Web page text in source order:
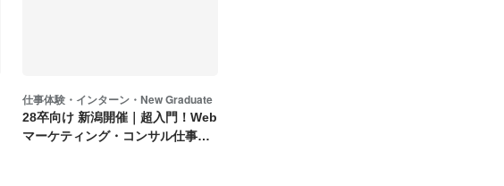
仕事体験・インターン・New Graduate
28卒向け 新潟開催｜超入門！Web
マーケティング・コンサル仕事体